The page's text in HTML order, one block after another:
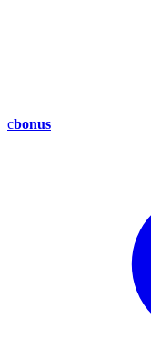
cbonus